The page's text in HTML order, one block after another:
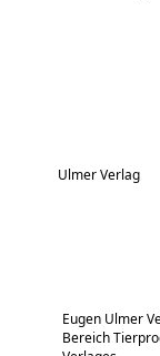
Ulmer Verlag
Eugen Ulmer
Bereich